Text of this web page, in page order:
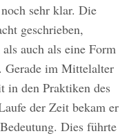
sehr klar. Die
geschrieben,
auch als eine Form
Gerade im Mittelalter
in den Praktiken des
der Zeit bekam er
Dies führte